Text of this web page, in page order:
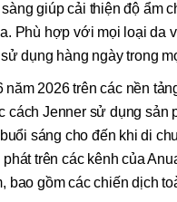
giúp cải thiện độ ẩm
Phù hợp với mọi loại da
dụng hàng ngày trong
2026 trên các nền
cách Jenner sử dụng sản
sáng cho đến khi di
trên các kênh của
bao gồm các chiến dịch